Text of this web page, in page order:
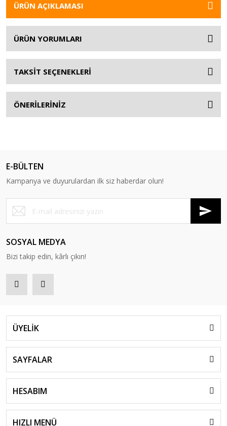
ÜRÜN AÇIKLAMASI
ÜRÜN YORUMLARI
TAKSİT SEÇENEKLERİ
ÖNERİLERİNİZ
E-BÜLTEN
Kampanya ve duyurulardan ilk siz haberdar olun!
SOSYAL MEDYA
Bizi takip edin, kârlı çıkın!
ÜYELİK
SAYFALAR
HESABIM
HIZLI MENÜ